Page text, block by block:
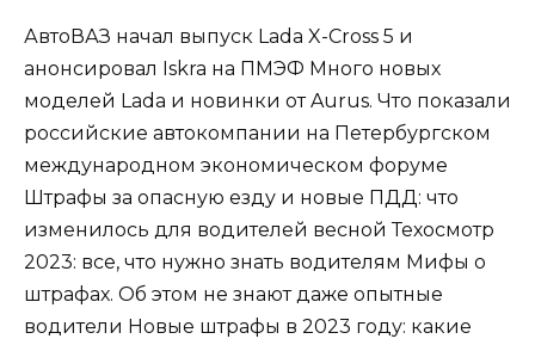
АвтоВАЗ начал выпуск Lada X-Cross 5 и
анонсировал Iskra на ПМЭФ Много новых
моделей Lada и новинки от Aurus. Что показали
российские автокомпании на Петербургском
международном экономическом форуме
Штрафы за опасную езду и новые ПДД: что
изменилось для водителей весной Техосмотр
2023: все, что нужно знать водителям Мифы о
штрафах. Об этом не знают даже опытные
водители Новые штрафы в 2023 году: какие